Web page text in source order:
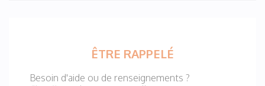
ÊTRE RAPPELÉ
Besoin d'aide ou de renseignements ?